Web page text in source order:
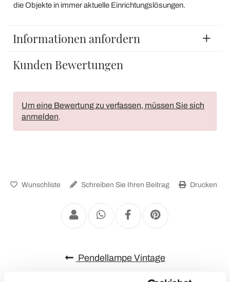
die Objekte in immer aktuelle Einrichtungslösungen.
Informationen anfordern
Kunden Bewertungen
Um eine Bewertung zu verfassen, müssen Sie sich
anmelden.
Wunschliste Schreiben Sie Ihren Beitrag Drucken
Pendellampe Vintage